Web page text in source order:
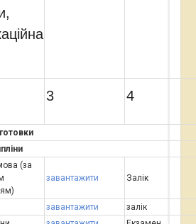
3 4
(за
завантажити Залік
завантажити
залік